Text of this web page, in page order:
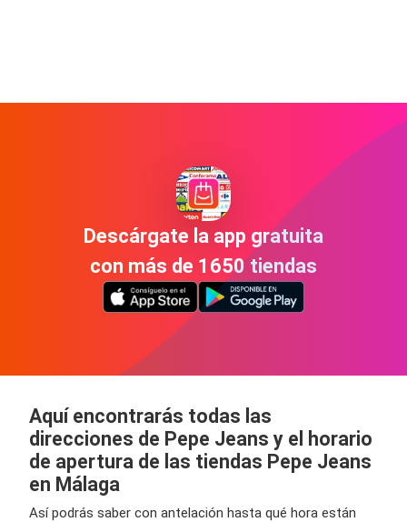
Descárgate la app gratuita
con más de 1650 tiendas
Aquí encontrarás todas las
direcciones de Pepe Jeans y el horario
de apertura de las tiendas Pepe Jeans
en Málaga
Así podrás saber con antelación hasta qué hora están